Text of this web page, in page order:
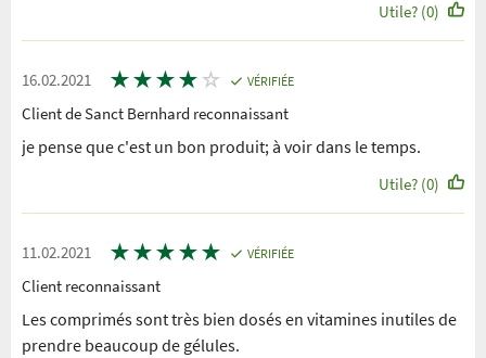
Utile? (0)
16.02.2021 ★★★★ ☆ VÉRIFIÉE
Client de Sanct Bernhard reconnaissant
je pense que c'est un bon produit; à voir dans le temps.
Utile? (0)
11.02.2021 ★★★★★ VÉRIFIÉE
Client reconnaissant
Les comprimés sont très bien dosés en vitamines inutiles de
prendre beaucoup de gélules.